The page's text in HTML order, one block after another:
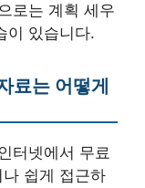
로는 계획 세우
이 있습니다.
료는 어떻게
터넷에서 무료
쉽게 접근하